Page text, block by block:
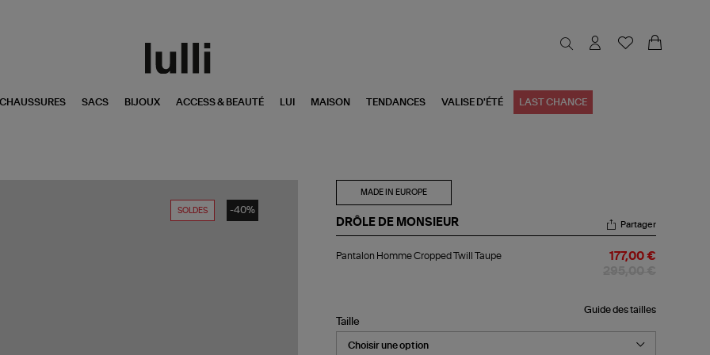
CHAUSSURES SACS BIJOUX ACCESS & BEAUTÉ LUI MAISON TENDANCES VALISE D'ÉTÉ LAST CHANCE
SOLDES -40%
MADE IN EUROPE
DRÔLE DE MONSIEUR
Homme
Partager
Pantalon Homme Cropped Twill Taupe 177,00 €
Guide des tailles
Taille